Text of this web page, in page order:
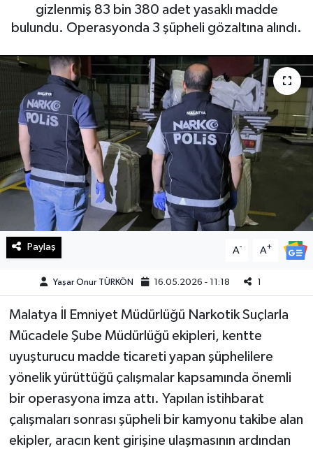
gizlenmiş 83 bin 380 adet yasaklı madde
bulundu. Operasyonda 3 şüpheli gözaltına alındı.
Paylaş A- A+
Yaşar Onur TÜRKÖN 16.05.2026 - 11:18 1
Malatya İl Emniyet Müdürlüğü Narkotik Suçlarla
Mücadele Şube Müdürlüğü ekipleri, kentte
uyuşturucu madde ticareti yapan şüphelilere
yönelik yürüttüğü çalışmalar kapsamında önemli
bir operasyona imza attı. Yapılan istihbarat
çalışmaları sonrası şüpheli bir kamyonu takibe alan
ekipler, aracın kent girişine ulaşmasının ardından
Haberde İnsan
Kültür Sanat
Magazin
Manşet Altı
Manşetler
Resmi İlan
Sağlık
Spor
SürManşet
Teknoloji
Yaşam
KAHRAMANMARAŞ